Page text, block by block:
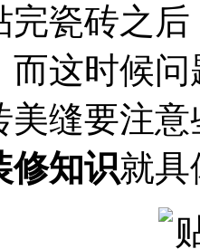
完瓷砖之
而这时候
美缝要注
修知识就具